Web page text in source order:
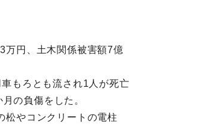
万円、土木関係被害額7億
もろとも流され1人が死亡
の負傷をした。
松やコンクリートの電柱